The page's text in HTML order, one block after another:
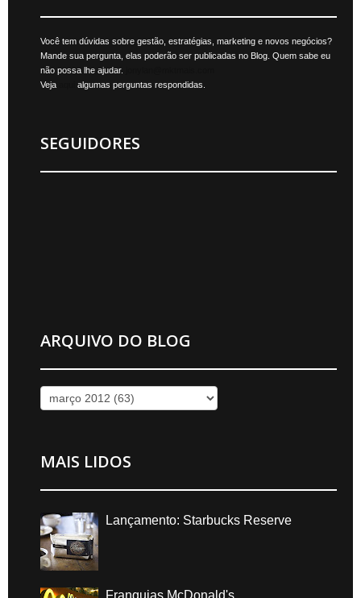
Você tem dúvidas sobre gestão, estratégias, marketing e novos negócios?
Mande sua pergunta, elas poderão ser publicadas no Blog. Quem sabe eu
não possa lhe ajudar.
Veja
algumas perguntas respondidas.
SEGUIDORES
ARQUIVO DO BLOG
MAIS LIDOS
Lançamento: Starbucks Reserve
Franquias McDonald's